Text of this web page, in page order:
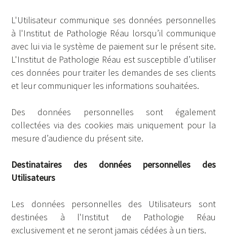
L'Utilisateur communique ses données personnelles
à l'Institut de Pathologie Réau lorsqu’il communique
avec lui via le système de paiement sur le présent site.
L'Institut de Pathologie Réau est susceptible d’utiliser
ces données pour traiter les demandes de ses clients
et leur communiquer les informations souhaitées.
Des données personnelles sont également
collectées via des cookies mais uniquement pour la
mesure d’audience du présent site.
Destinataires des données personnelles des
Utilisateurs
Les données personnelles des Utilisateurs sont
destinées à l'Institut de Pathologie Réau
exclusivement et ne seront jamais cédées à un tiers.